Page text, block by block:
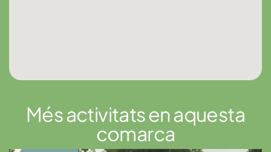
Més activitats en aquesta
comarca